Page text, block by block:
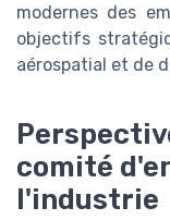
modernes des
objectifs
aérospatial et de
comité
l'industrie